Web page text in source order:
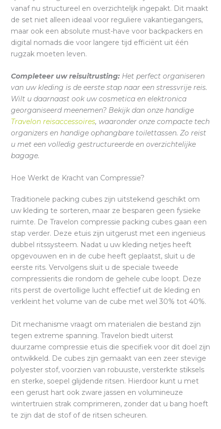
vanaf nu structureel en overzichtelijk ingepakt. Dit maakt
de set niet alleen ideaal voor reguliere vakantiegangers,
maar ook een absolute must-have voor backpackers en
digital nomads die voor langere tijd efficiënt uit één
rugzak moeten leven.
Completeer uw reisuitrusting:Het perfect organiseren
van uw kleding is de eerste stap naar een stressvrije reis.
Wilt u daarnaast ook uw cosmetica en elektronica
georganiseerd meenemen? Bekijk dan onze handige
Travelon reisaccessoires, waaronder onze compacte tech
organizers en handige ophangbare toilettassen. Zo reist
u met een volledig gestructureerde en overzichtelijke
bagage.
Hoe Werkt de Kracht van Compressie?
Traditionele packing cubes zijn uitstekend geschikt om
uw kleding te sorteren, maar ze besparen geen fysieke
ruimte. De Travelon compressie packing cubes gaan een
stap verder. Deze etuis zijn uitgerust met een ingenieus
dubbel ritssysteem. Nadat u uw kleding netjes heeft
opgevouwen en in de cube heeft geplaatst, sluit u de
eerste rits. Vervolgens sluit u de speciale tweede
compressierits die rondom de gehele cube loopt. Deze
rits perst de overtollige lucht effectief uit de kleding en
verkleint het volume van de cube met wel 30% tot 40%.
Dit mechanisme vraagt om materialen die bestand zijn
tegen extreme spanning. Travelon biedt uiterst
duurzame compressie etuis die specifiek voor dit doel zijn
ontwikkeld. De cubes zijn gemaakt van een zeer stevige
polyester stof, voorzien van robuuste, versterkte stiksels
en sterke, soepel glijdende ritsen. Hierdoor kunt u met
een gerust hart ook zware jassen en volumineuze
wintertruien strak comprimeren, zonder dat u bang hoeft
te zijn dat de stof of de ritsen scheuren.